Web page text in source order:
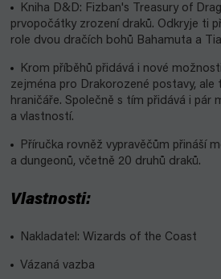
Kniha D&D: Fizban's Treasury of
prvopočátky zrození draků. Odkryje ti
role dvou dračích bohů Bahamuta a
Krom příběhů přidává i nové
zejména pro Drakorozené postavy, ale
hraničáře. Společně s tím přidává i pár
a vlastností.
Příručka rovněž vypravěčům přináší
a dungeonů, včetně 20 druhů draků.
Vlastnosti:
Nakladatel: Wizards of the Coast
Vázaná vazba